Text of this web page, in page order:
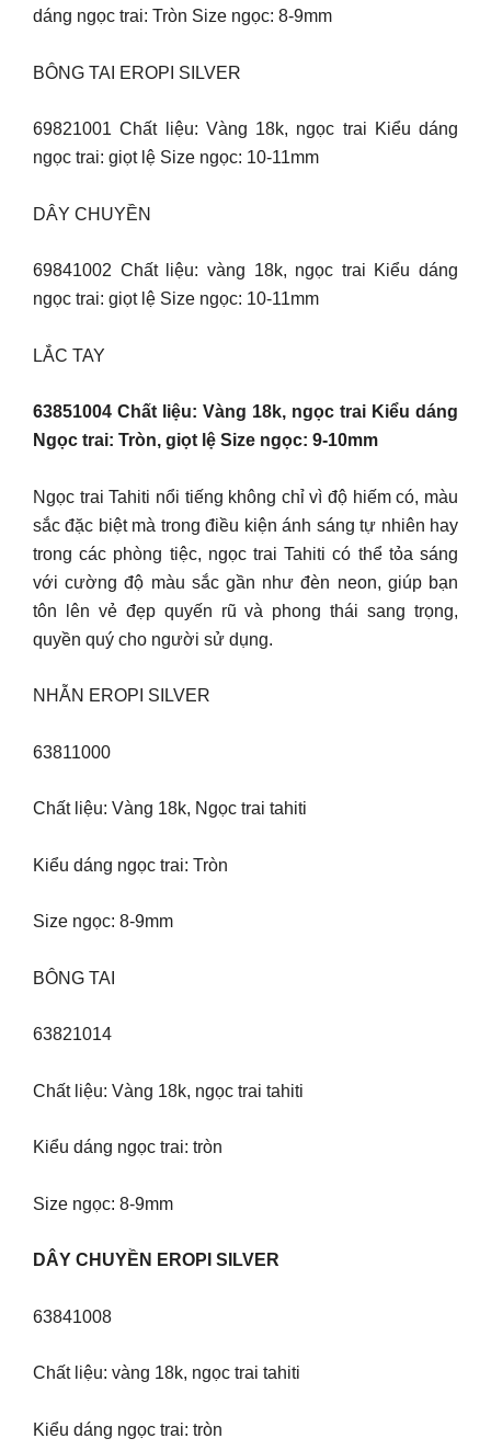
dáng ngọc trai: Tròn Size ngọc: 8-9mm
BÔNG TAI EROPI SILVER
69821001 Chất liệu: Vàng 18k, ngọc trai Kiểu dáng
ngọc trai: giọt lệ Size ngọc: 10-11mm
DÂY CHUYỀN
69841002 Chất liệu: vàng 18k, ngọc trai Kiểu dáng
ngọc trai: giọt lệ Size ngọc: 10-11mm
LẮC TAY
63851004 Chất liệu: Vàng 18k, ngọc trai Kiểu dáng
Ngọc trai: Tròn, giọt lệ Size ngọc: 9-10mm
Ngọc trai Tahiti nổi tiếng không chỉ vì độ hiếm có, màu
sắc đặc biệt mà trong điều kiện ánh sáng tự nhiên hay
trong các phòng tiệc, ngọc trai Tahiti có thể tỏa sáng
với cường độ màu sắc gần như đèn neon, giúp bạn
tôn lên vẻ đẹp quyến rũ và phong thái sang trọng,
quyền quý cho người sử dụng.
NHẪN EROPI SILVER
63811000
Chất liệu: Vàng 18k, Ngọc trai tahiti
Kiểu dáng ngọc trai: Tròn
Size ngọc: 8-9mm
BÔNG TAI
63821014
Chất liệu: Vàng 18k, ngọc trai tahiti
Kiểu dáng ngọc trai: tròn
Size ngọc: 8-9mm
DÂY CHUYỀN EROPI SILVER
63841008
Chất liệu: vàng 18k, ngọc trai tahiti
Kiểu dáng ngọc trai: tròn